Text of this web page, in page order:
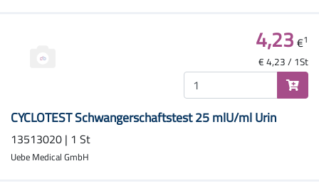
CYCLOTEST Schwangerschaftstest 25 mlU/ml Urin
13513020 | 1 St
Uebe Medical GmbH
4,23€1
€ 4,23 / 1St